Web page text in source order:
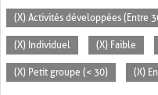
(X) Activités développées (Entre
(X) Individuel (X) Faible
(X) Petit groupe (< 30) (X)